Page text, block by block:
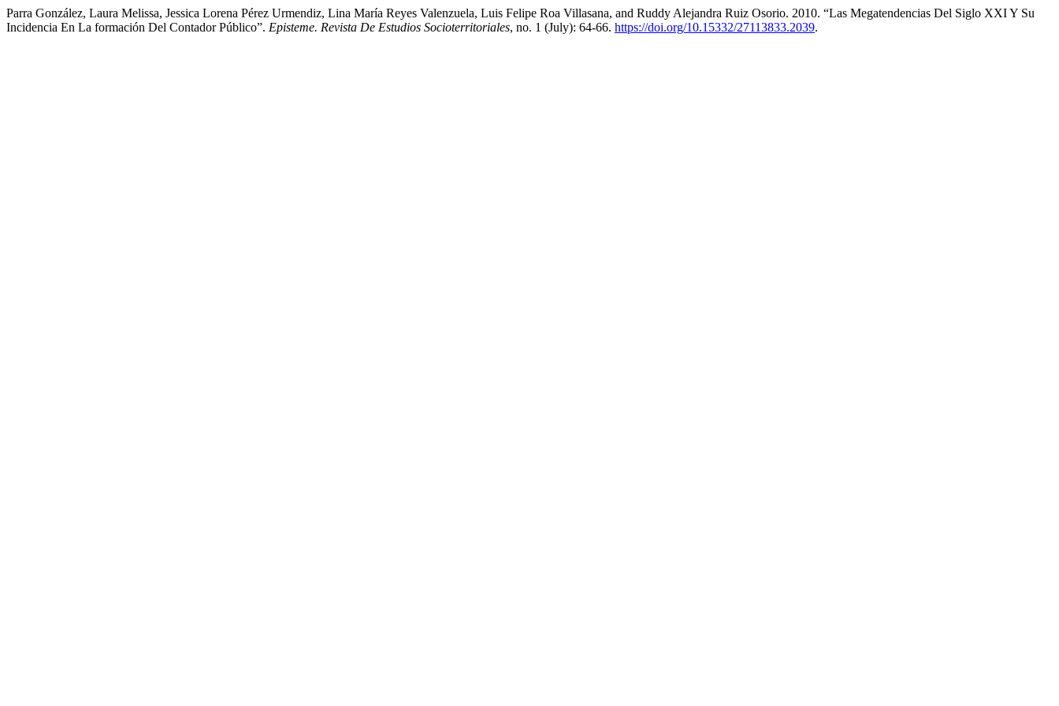
Parra González, Laura Melissa, Jessica Lorena Pérez Urmendiz, Lina María Reyes Valenzuela, Luis Felipe Roa Villasana, and Ruddy Alejandra Ruiz Osorio. 2010. “Las Megatendencias Del Siglo XXI Y Su
Incidencia En La formación Del Contador Público”. Episteme. Revista De Estudios Socioterritoriales, no. 1 (July): 64-66. https://doi.org/10.15332/27113833.2039.